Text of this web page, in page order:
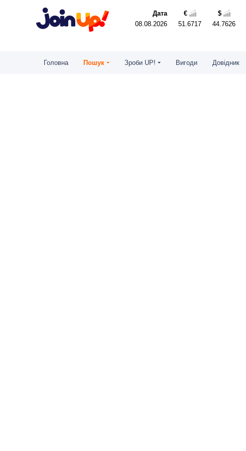
Дата €
$
08.08.2026
51.6717 44.7626
Головна Пошук Зроби UP! Вигоди Довідник